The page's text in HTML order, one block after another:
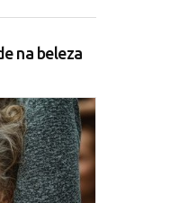
na beleza